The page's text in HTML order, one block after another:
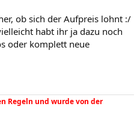
ob sich der Aufpreis lohnt :/
habt ihr ja dazu noch
oder komplett neue
Regeln und wurde von der